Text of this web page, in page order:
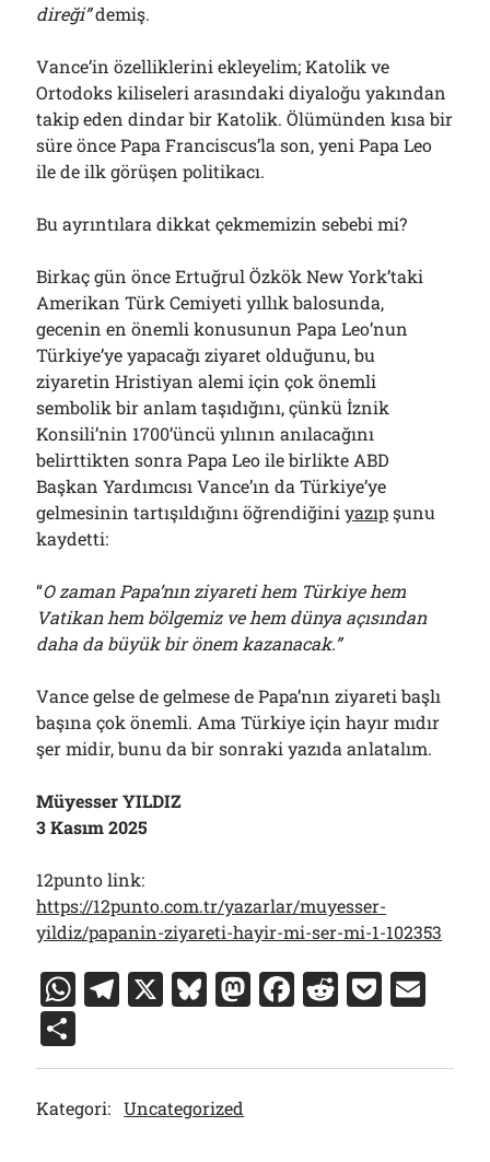
direği”demiş.
Vance’in özelliklerini ekleyelim; Katolik ve
Ortodoks kiliseleri arasındaki diyaloğu yakından
takip eden dindar bir Katolik. Ölümünden kısa bir
süre önce Papa Franciscus’la son, yeni Papa Leo
ile de ilk görüşen politikacı.
Bu ayrıntılara dikkat çekmemizin sebebi mi?
Birkaç gün önce Ertuğrul Özkök New York’taki
Amerikan Türk Cemiyeti yıllık balosunda,
gecenin en önemli konusunun Papa Leo’nun
Türkiye’ye yapacağı ziyaret olduğunu, bu
ziyaretin Hristiyan alemi için çok önemli
sembolik bir anlam taşıdığını, çünkü İznik
Konsili’nin 1700’üncü yılının anılacağını
belirttikten sonra Papa Leo ile birlikte ABD
Başkan Yardımcısı Vance’ın da Türkiye’ye
gelmesinin tartışıldığını öğrendiğiniyazıpşunu
kaydetti:
“O zaman Papa’nın ziyareti hem Türkiye hem
Vatikan hem bölgemiz ve hem dünya açısından
daha da büyük bir önem kazanacak.”
Vance gelse de gelmese de Papa’nın ziyareti başlı
başına çok önemli. Ama Türkiye için hayır mıdır
şer midir, bunu da bir sonraki yazıda anlatalım.
Müyesser YILDIZ
3 Kasım 2025
12punto link:
https://12punto.com.tr/yazarlar/muyesser-
yildiz/papanin-ziyareti-hayir-mi-ser-mi-1-102353
W
at
s
A
T
e
gr
a
X Bl
e
s
k
M
st
F
c
R
d
P
c ai
h
ar
e
Kategori: Uncategorized